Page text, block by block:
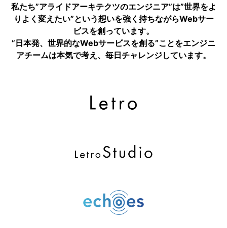
私たち”アライドアーキテクツのエンジニア”は”世界をよ
りよく変えたい”という想いを強く持ちながらWebサー
ビスを創っています。
”日本発、世界的なWebサービスを創る”ことをエンジニ
アチームは本気で考え、毎日チャレンジしています。